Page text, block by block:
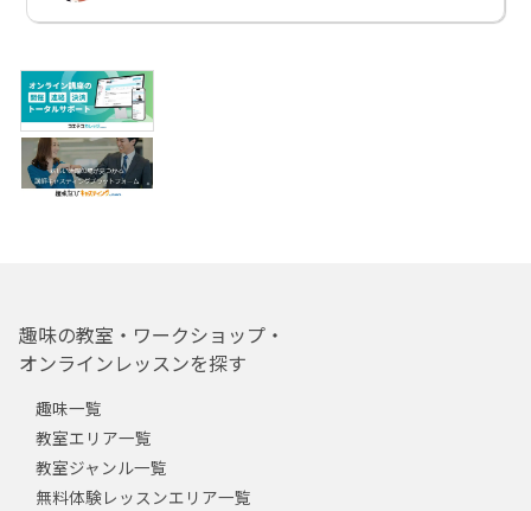
趣味の教室・ワークショップ・
オンラインレッスンを探す
趣味一覧
教室エリア一覧
教室ジャンル一覧
無料体験レッスンエリア一覧